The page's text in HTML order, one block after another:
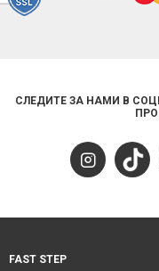
СЛЕДИТЕ ЗА НАМИ В
FAST STEP